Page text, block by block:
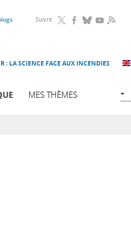
Suivre RSS
: LA SCIENCE FACE AUX INCENDIES
MES THÈMES